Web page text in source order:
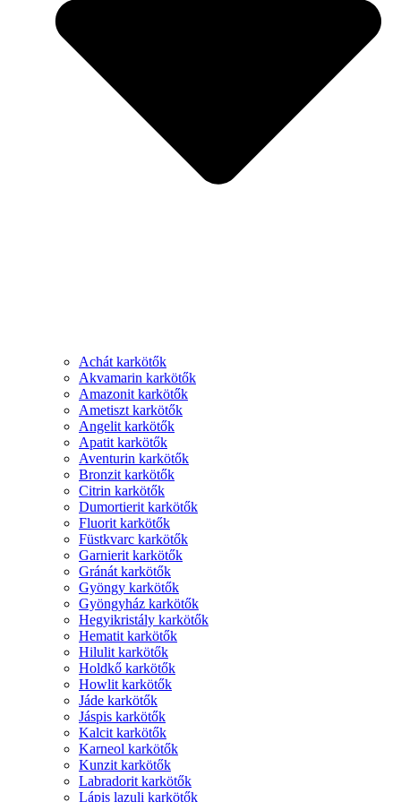
Achát karkötők
Akvamarin karkötők
Amazonit karkötők
Ametiszt karkötők
Angelit karkötők
Apatit karkötők
Aventurin karkötők
Bronzit karkötők
Citrin karkötők
Dumortierit karkötők
Fluorit karkötők
Füstkvarc karkötők
Garnierit karkötők
Gránát karkötők
Gyöngy karkötők
Gyöngyház karkötők
Hegyikristály karkötők
Hematit karkötők
Hilulit karkötők
Holdkő karkötők
Howlit karkötők
Jáde karkötők
Jáspis karkötők
Kalcit karkötők
Karneol karkötők
Kunzit karkötők
Labradorit karkötők
Lápis lazuli karkötők